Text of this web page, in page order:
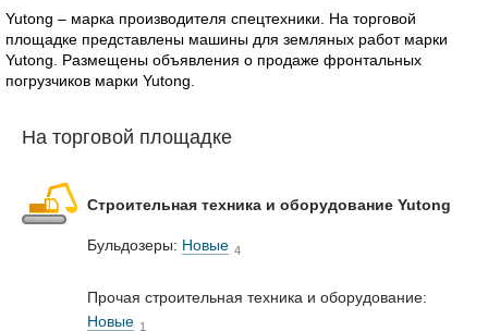
Yutong – марка производителя спецтехники. На торговой
площадке представлены машины для земляных работ марки
Yutong. Размещены объявления о продаже фронтальных
погрузчиков марки Yutong.
На торговой площадке
Строительная техника и оборудование Yutong
Бульдозеры: Новые 4
Прочая строительная техника и оборудование:
Новые 1